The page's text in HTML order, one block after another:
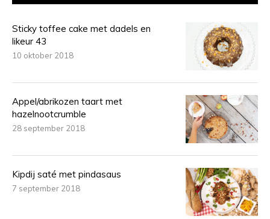
Sticky toffee cake met dadels en
likeur 43
10 oktober 2018
Appel/abrikozen taart met
hazelnootcrumble
28 september 2018
Kipdij saté met pindasaus
7 september 2018